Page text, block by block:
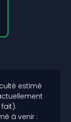
estimé
à venir :